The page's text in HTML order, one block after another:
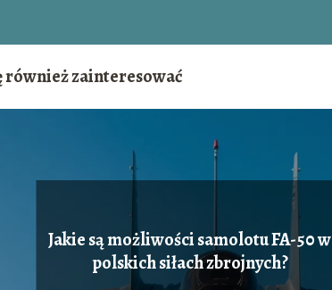
również zainteresować
Jakie są możliwości samolotu FA-50 w
polskich siłach zbrojnych?